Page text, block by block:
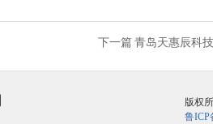
下一篇 青岛天惠辰科
版权
鲁ICP